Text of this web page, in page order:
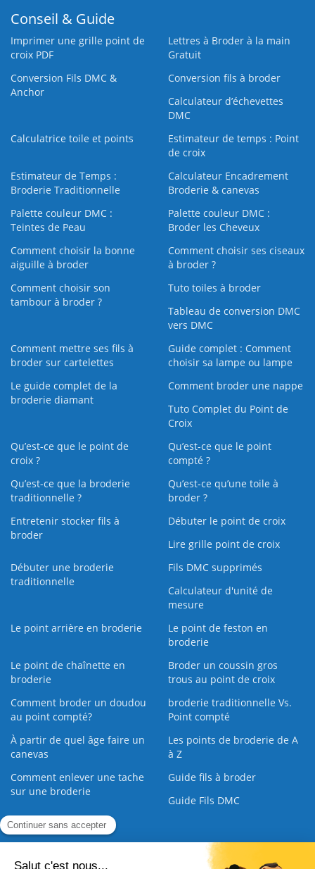
Conseil & Guide
Imprimer une grille point de
croix PDF
Lettres à Broder à la main
Gratuit
Conversion Fils DMC &
Anchor
Conversion fils à broder
Calculateur d’échevettes
DMC
Calculatrice toile et points
Estimateur de temps : Point
de croix
Estimateur de Temps :
Broderie Traditionnelle
Calculateur Encadrement
Broderie & canevas
Palette couleur DMC :
Teintes de Peau
Palette couleur DMC :
Broder les Cheveux
Comment choisir la bonne
aiguille à broder
Comment choisir ses ciseaux
à broder ?
Comment choisir son
tambour à broder ?
Tuto toiles à broder
Tableau de conversion DMC
vers DMC
Comment mettre ses fils à
broder sur cartelettes
Guide complet : Comment
choisir sa lampe ou lampe
Le guide complet de la
broderie diamant
Comment broder une nappe
Tuto Complet du Point de
Croix
Qu’est-ce que le point de
croix ?
Qu’est-ce que le point
compté ?
Qu’est-ce que la broderie
traditionnelle ?
Qu’est‑ce qu’une toile à
broder ?
Entretenir stocker fils à
broder
Débuter le point de croix
Lire grille point de croix
Débuter une broderie
traditionnelle
Fils DMC supprimés
Calculateur d'unité de
mesure
Le point arrière en broderie
Le point de feston en
broderie
Le point de chaînette en
broderie
Broder un coussin gros
trous au point de croix
Comment broder un doudou
au point compté?
broderie traditionnelle Vs.
Point compté
À partir de quel âge faire un
canevas
Les points de broderie de A
à Z
Comment enlever une tache
sur une broderie
Guide fils à broder
Guide Fils DMC
Guide de la Broderie